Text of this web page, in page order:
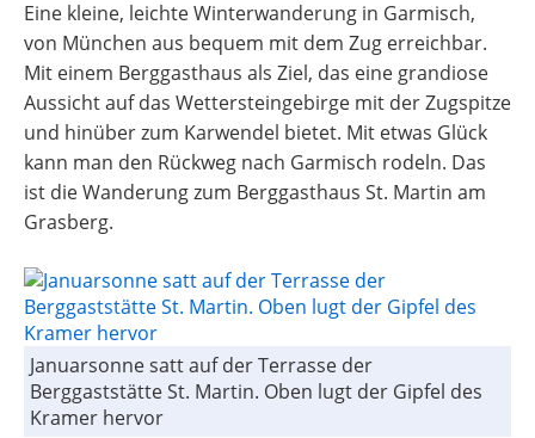
Eine kleine, leichte Winterwanderung in Garmisch,
von München aus bequem mit dem Zug erreichbar.
Mit einem Berggasthaus als Ziel, das eine grandiose
Aussicht auf das Wettersteingebirge mit der Zugspitze
und hinüber zum Karwendel bietet. Mit etwas Glück
kann man den Rückweg nach Garmisch rodeln. Das
ist die Wanderung zum Berggasthaus St. Martin am
Grasberg.
Januarsonne satt auf der Terrasse der
Berggaststätte St. Martin. Oben lugt der Gipfel des
Kramer hervor